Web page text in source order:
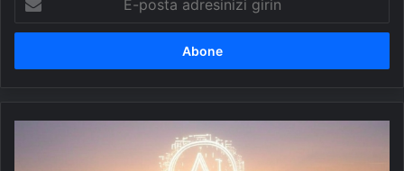
posta
adresinizi